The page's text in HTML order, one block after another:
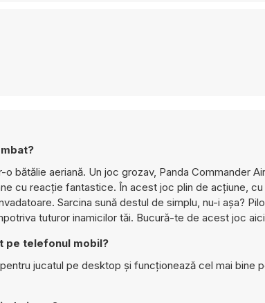
bătălie aeriană. Un joc grozav, Panda Commander
cu reacție fantastice. În acest joc plin de acțiune,
Sarcina sună destul de simplu, nu-i așa?
tuturor inamicilor tăi. Bucură-te de acest joc
pe telefonul mobil?
jucatul pe desktop și funcționează cel mai bine